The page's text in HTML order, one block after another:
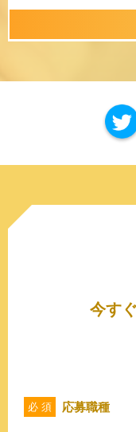
今す
必 須 応募職種